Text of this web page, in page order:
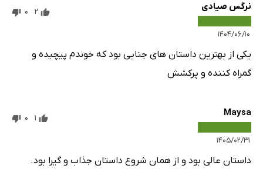
نرگس صیادی
۱۴۰۴/۰۶/۱۰
2
0
یکی از بهترین داستان های جنایی بود که خوندم پیچیده و
گمراه کننده و پرکشش
Maysa
۱۴۰۵/۰۲/۳۱
1
0
داستان عالی بود و از همان شروع داستان جذاب و گیرا بود.